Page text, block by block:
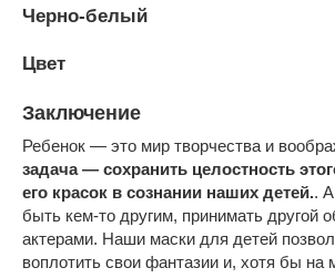
Черно-белый
Цвет
Заключение
Ребенок — это мир творчества и
задача — сохранить целостность
его красок в сознании наших детей..
быть кем-то другим, принимать другой
актерами. Наши маски для детей
воплотить свои фантазии и, хотя бы на